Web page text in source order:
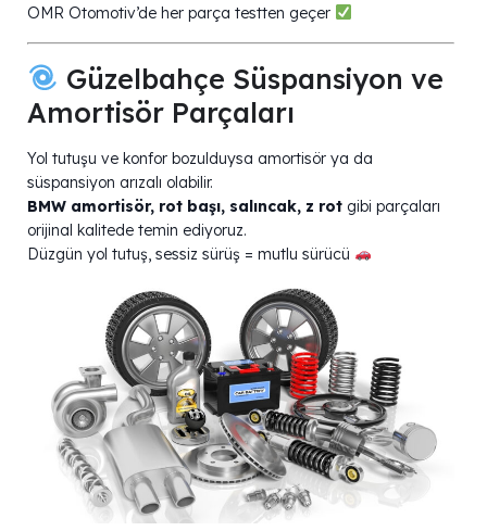
OMR Otomotiv’de her parça testten geçer
Güzelbahçe Süspansiyon ve
Amortisör Parçaları
Yol tutuşu ve konfor bozulduysa amortisör ya da
süspansiyon arızalı olabilir.
BMW amortisör, rot başı, salıncak, z rot gibi parçaları
orijinal kalitede temin ediyoruz.
Düzgün yol tutuş, sessiz sürüş = mutlu sürücü